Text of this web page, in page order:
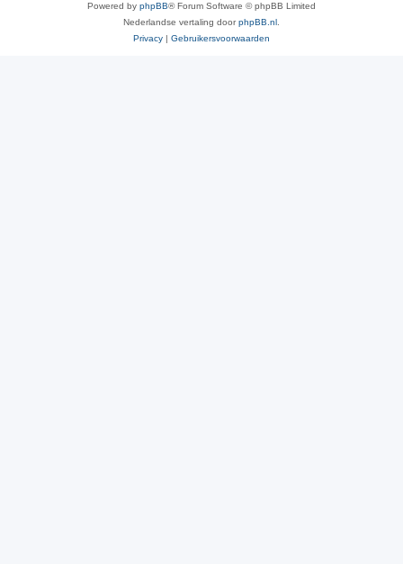
Powered by phpBB® Forum Software © phpBB Limited
Nederlandse vertaling doorphpBB.nl
Privacy | Gebruikersvoorwaarden